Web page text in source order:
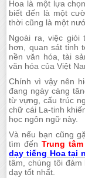
Hoa là một lựa
biết đến là một
thời cũng là một
Ngoài ra, việc giỏi
hơn, quan sát tinh
nền văn hóa, tài
văn hóa của Việt
Chính vì vậy nên
đang ngày càng
từ vựng, cấu trúc
chữ cái La-tinh
học ngôn ngữ này.
Và nếu bạn cũng
tìm đến Trung
dạy tiếng Hoa tại
tâm, chúng tôi
dạy tốt nhất.